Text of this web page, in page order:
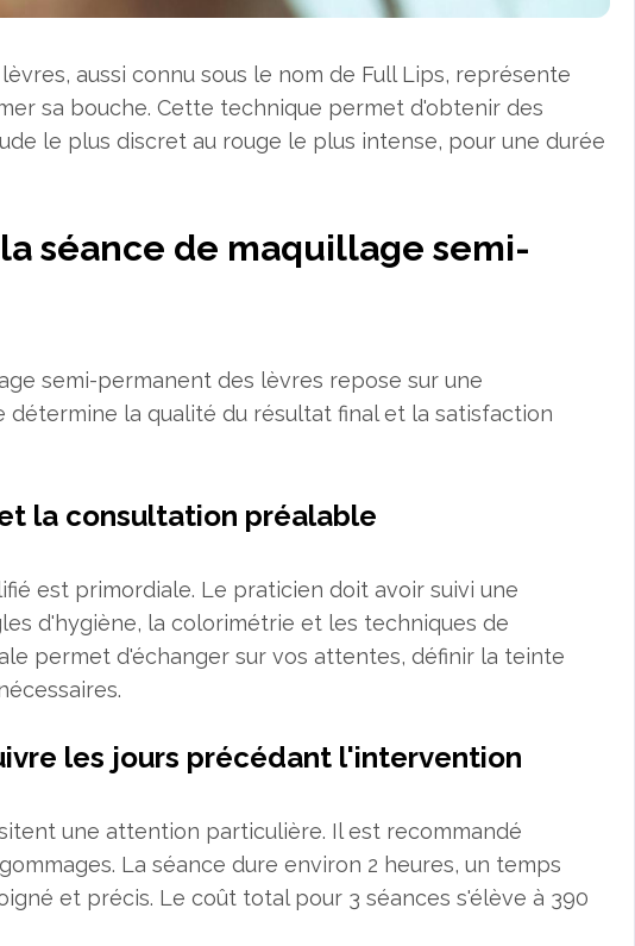
aussi connu sous le nom de Full Lips, représente
sa bouche. Cette technique permet d'obtenir des
le plus discret au rouge le plus intense, pour une durée
séance de maquillage semi-
semi-permanent des lèvres repose sur une
la qualité du résultat final et la satisfaction
la consultation préalable
est primordiale. Le praticien doit avoir suivi une
d'hygiène, la colorimétrie et les techniques de
permet d'échanger sur vos attentes, définir la teinte
les jours précédant l'intervention
une attention particulière. Il est recommandé
La séance dure environ 2 heures, un temps
et précis. Le coût total pour 3 séances s'élève à 390